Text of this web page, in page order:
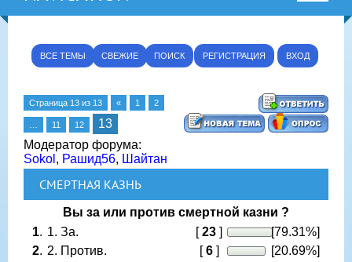
ВСЕ ТЕМЫ СВЕЖИЕ ПОИСК РЕГИСТРАЦИЯ ВХОД
Страница 13 из 13 « 1 2
11 12
13
Модератор форума:
Sokol , Рашид56, Шайтан
СМЕРТНАЯ КАЗНЬ
Вы за или против смертной казни ?
1. 1. За. [23 ]
[79.31%]
2. 2. Против. [6]
[20.69%]